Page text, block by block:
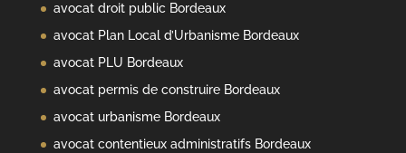
avocat droit public Bordeaux
avocat Plan Local d’Urbanisme Bordeaux
avocat PLU Bordeaux
avocat permis de construire Bordeaux
avocat urbanisme Bordeaux
avocat contentieux administratifs Bordeaux